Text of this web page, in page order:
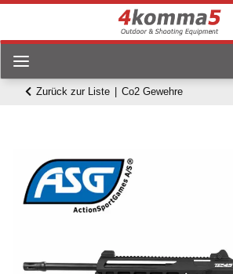
Zurück zur Liste Co2 Gewehre